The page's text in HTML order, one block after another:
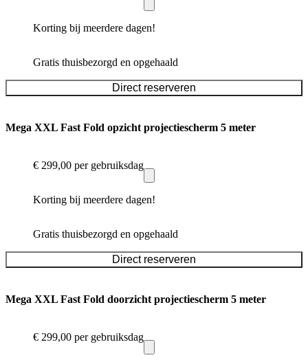
Korting bij meerdere dagen!
Gratis thuisbezorgd en opgehaald
Direct reserveren
Mega XXL Fast Fold opzicht projectiescherm 5 meter
€ 299,00 per gebruiksdag
Korting bij meerdere dagen!
Gratis thuisbezorgd en opgehaald
Direct reserveren
Mega XXL Fast Fold doorzicht projectiescherm 5 meter
€ 299,00 per gebruiksdag